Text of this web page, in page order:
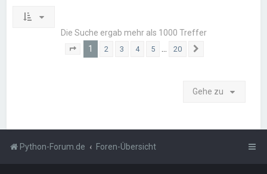
Die Suche ergab mehr als 1000 Treffer
Seite von 20
1 2 3 4 5 … 20
Gehe zu
Python-Forum.de Foren-Übersicht